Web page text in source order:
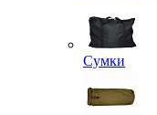
Сумки